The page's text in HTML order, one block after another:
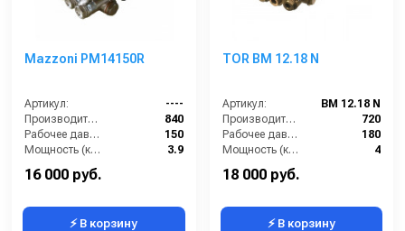
Mazzoni PM14150R
Артикул:
----
Производительность (л/ч):
840
Рабочее давление (бар):
150
Мощность (кВт):
3.9
16 000 руб.
⚡ В корзину
TOR BM 12.18 N
Артикул:
BM 12.18 N
Производительность (л/ч):
720
Рабочее давление (бар):
180
Мощность (кВт):
4
18 000 руб.
⚡ В корзину